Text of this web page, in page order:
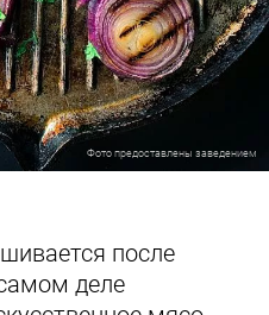
Фото предоставлены заведением
после
деле